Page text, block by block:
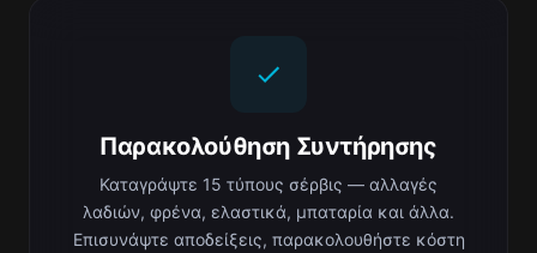
Παρακολούθηση Συντήρησης
Καταγράψτε 15 τύπους σέρβις — αλλαγές
λαδιών, φρένα, ελαστικά, μπαταρία και άλλα.
Επισυνάψτε αποδείξεις, παρακολουθήστε κόστη